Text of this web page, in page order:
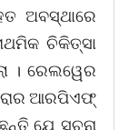
ଅବସ୍ଥାରେ
ଚିକିତ୍ସା
। ରେଲୱେର
ଆରପିଏଫ୍
ଯେ ସୂଚନା